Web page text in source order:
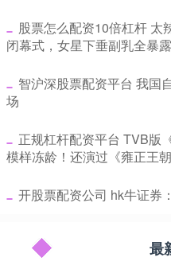
股票怎么配资10倍杠杆 太
闭幕式，女星下垂副乳全暴露
智沪深股票配资平台 我国
场
正规杠杆配资平台 TVB版
模样冻龄！还演过《雍正王朝
开股票配资公司 hk牛证券
最